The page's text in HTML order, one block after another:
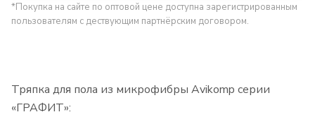
*Покупка на сайте по оптовой цене доступна зарегистрированным
пользователям с дествующим партнёрским договором.
Тряпка для пола из микрофибры Avikomp серии
«ГРАФИТ»: